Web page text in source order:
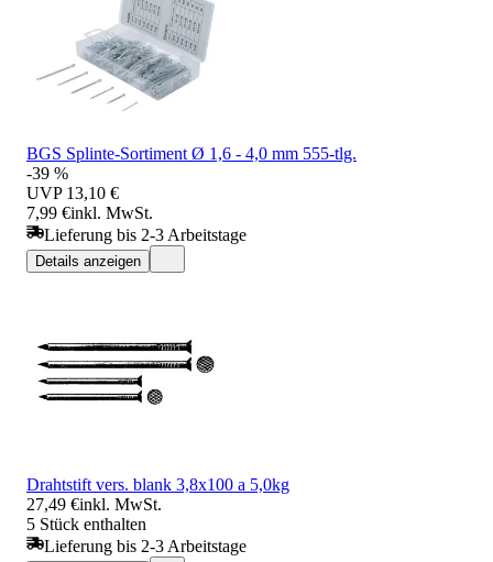
BGS Splinte-Sortiment Ø 1,6 - 4,0 mm 555-tlg.
-39 %
UVP 13,10 €
7,99 €inkl. MwSt.
Lieferung bis 2-3 Arbeitstage
Details anzeigen
Drahtstift vers. blank 3,8x100 a 5,0kg
27,49 €inkl. MwSt.
5 Stück enthalten
Lieferung bis 2-3 Arbeitstage